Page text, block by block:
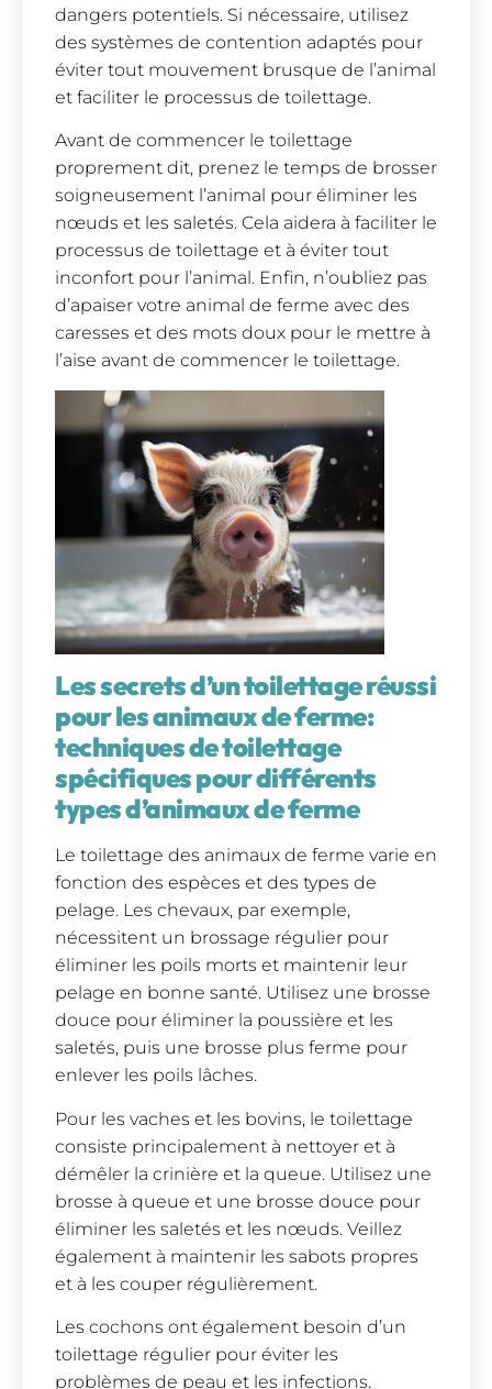
dangers potentiels. Si nécessaire, utilisez
des systèmes de contention adaptés pour
éviter tout mouvement brusque de l’animal
et faciliter le processus de toilettage.
Avant de commencer le toilettage
proprement dit, prenez le temps de brosser
soigneusement l’animal pour éliminer les
nœuds et les saletés. Cela aidera à faciliter le
processus de toilettage et à éviter tout
inconfort pour l’animal. Enfin, n’oubliez pas
d’apaiser votre animal de ferme avec des
caresses et des mots doux pour le mettre à
l’aise avant de commencer le toilettage.
Les secrets d’un toilettage réussi
pour les animaux de ferme:
techniques de toilettage
spécifiques pour différents
types d’animaux de ferme
Le toilettage des animaux de ferme varie en
fonction des espèces et des types de
pelage. Les chevaux, par exemple,
nécessitent un brossage régulier pour
éliminer les poils morts et maintenir leur
pelage en bonne santé. Utilisez une brosse
douce pour éliminer la poussière et les
saletés, puis une brosse plus ferme pour
enlever les poils lâches.
Pour les vaches et les bovins, le toilettage
consiste principalement à nettoyer et à
démêler la crinière et la queue. Utilisez une
brosse à queue et une brosse douce pour
éliminer les saletés et les nœuds. Veillez
également à maintenir les sabots propres
et à les couper régulièrement.
Les cochons ont également besoin d’un
toilettage régulier pour éviter les
problèmes de peau et les infections.